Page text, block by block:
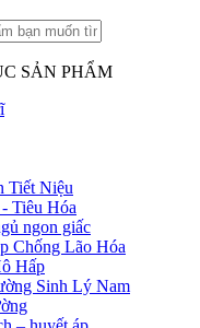
SẢN PHẨM
Tiết Niệu
Tiêu Hóa
ngon giấc
Chống Lão Hóa
Hấp
Sinh Lý Nam